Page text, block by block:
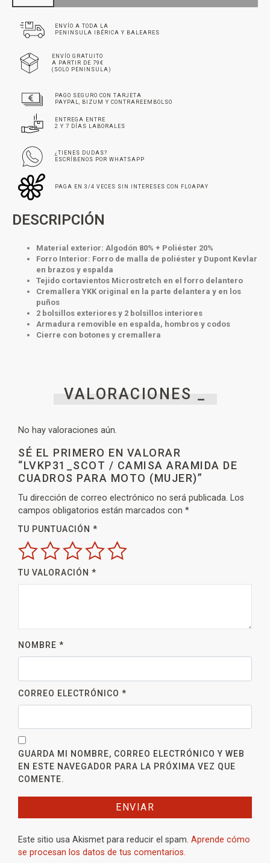
ENVÍO A TODA LA
PENINSULA IBÉRICA Y BALEARES
ENVÍO GRATUITO
A PARTIR DE 79€
(SOLO PENINSULA)
PAGO SEGURO CON TARJETA
PAYPAL, BIZUM Y CONTRAREEMBOLSO
ENTREGA ENTRE
2 Y 7 DÍAS LABORALES
¿TIENES DUDAS?
ESCRÍBENOS POR WHATSAPP
PAGA EN 3/4 VECES SIN INTERESES CON FLOAPAY
DESCRIPCIÓN
Material exterior: Algodón 80% + Poliéster 20%
Forro Interior: Forro de malla de poliéster y Dupont Kevlar
en brazos y espalda
Tejido cortavientos Microstretch en el forro delantero
Cremallera YKK original en la parte delantera y en los
puños
2 bolsillos exteriores y 2 bolsillos interiores
Armadura removible en espalda, hombros y codos
Cierre con botones y cremallera
VALORACIONES _
No hay valoraciones aún.
SÉ EL PRIMERO EN VALORAR
“LVKP31_SCOT / CAMISA ARAMIDA DE
CUADROS PARA MOTO (MUJER)”
Tu dirección de correo electrónico no será publicada. Los
campos obligatorios están marcados con *
TU PUNTUACIÓN *
TU VALORACIÓN *
NOMBRE *
CORREO ELECTRÓNICO *
GUARDA MI NOMBRE, CORREO ELECTRÓNICO Y WEB
EN ESTE NAVEGADOR PARA LA PRÓXIMA VEZ QUE
COMENTE.
Este sitio usa Akismet para reducir el spam. Aprende cómo
se procesan los datos de tus comentarios.